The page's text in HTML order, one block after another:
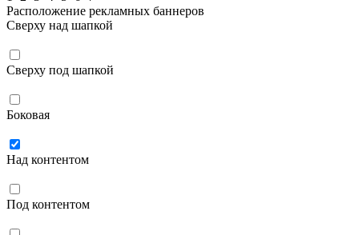
Расположение рекламных баннеров
Сверху над шапкой
Сверху под шапкой
Боковая
Над контентом
Под контентом